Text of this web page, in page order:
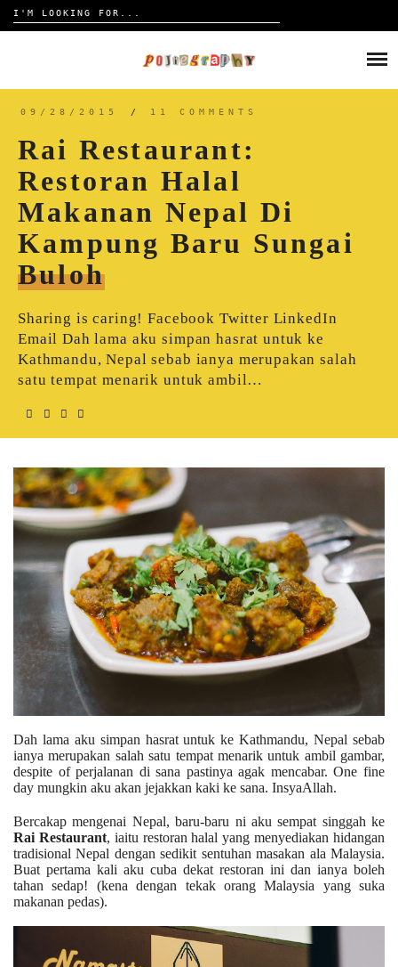
Search
for:
REVIEW
CONTACT
09/28/2015 / 11 COMMENTS
Rai Restaurant:
Restoran Halal
Makanan Nepal Di
Kampung Baru Sungai
Buloh
Sharing is caring! Facebook Twitter LinkedIn
Email Dah lama aku simpan hasrat untuk ke
Kathmandu, Nepal sebab ianya merupakan salah
satu tempat menarik untuk ambil…
Dah lama aku simpan hasrat untuk ke Kathmandu, Nepal sebab
ianya merupakan salah satu tempat menarik untuk ambil gambar,
despite of perjalanan di sana pastinya agak mencabar. One fine
day mungkin aku akan jejakkan kaki ke sana. InsyaAllah.
Bercakap mengenai Nepal, baru-baru ni aku sempat singgah ke
Rai Restaurant, iaitu restoran halal yang menyediakan hidangan
tradisional Nepal dengan sedikit sentuhan masakan ala Malaysia.
Buat pertama kali aku cuba dekat restoran ini dan ianya boleh
tahan sedap! (kena dengan tekak orang Malaysia yang suka
makanan pedas).